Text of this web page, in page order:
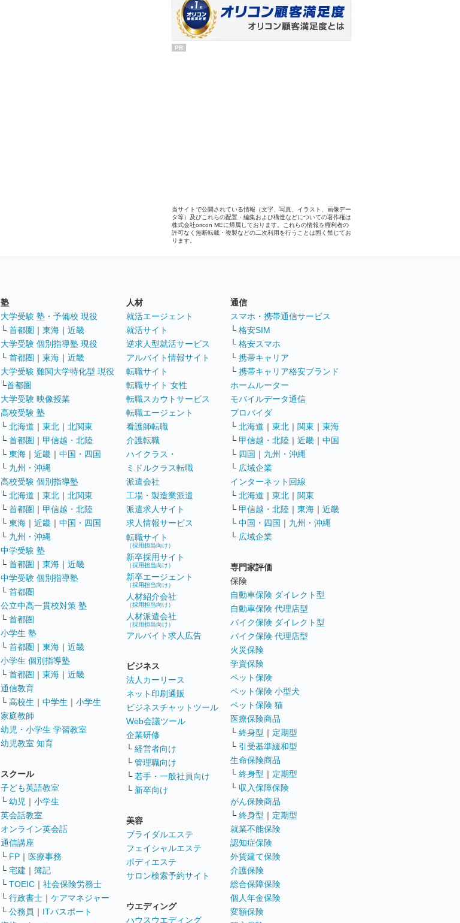
PR
当サイトで公開されている情報（文字、写真、イラスト、画像デー
タ等）及びこれらの配置・編集および構造などについての著作権は
株式会社oricon MEに帰属しております。これらの情報を権利者の
許可なく無断転載・複製などの二次利用を行うことは固く禁じてお
ります。
塾
大学受験 塾・予備校 現役
└ 首都圏 ｜ 東海 ｜ 近畿
大学受験 個別指導塾 現役
└ 首都圏 ｜ 東海 ｜ 近畿
大学受験 難関大学特化型 現役
└首都圏
大学受験 映像授業
高校受験 塾
└ 北海道 ｜ 東北 ｜ 北関東
└ 首都圏 ｜ 甲信越・北陸
└ 東海 ｜ 近畿 ｜ 中国・四国
└ 九州・沖縄
高校受験 個別指導塾
└ 北海道 ｜ 東北 ｜ 北関東
└ 首都圏 ｜ 甲信越・北陸
└ 東海 ｜ 近畿 ｜ 中国・四国
└ 九州・沖縄
中学受験 塾
└ 首都圏 ｜ 東海 ｜ 近畿
中学受験 個別指導塾
└ 首都圏
公立中高一貫校対策 塾
└ 首都圏
小学生 塾
└ 首都圏 ｜ 東海 ｜ 近畿
小学生 個別指導塾
└ 首都圏 ｜ 東海 ｜ 近畿
通信教育
└ 高校生 ｜ 中学生 ｜ 小学生
家庭教師
幼児・小学生 学習教室
幼児教室 知育
スクール
子ども英語教室
└ 幼児 ｜ 小学生
英会話教室
オンライン英会話
通信講座
└ FP ｜ 医療事務
└ 宅建 ｜ 簿記
└ TOEIC ｜ 社会保険労務士
└ 行政書士 ｜ ケアマネジャー
└ 公務員 ｜ ITパスポート
人材
就活エージェント
就活サイト
逆求人型就活サービス
アルバイト情報サイト
転職サイト
転職サイト 女性
転職スカウトサービス
転職エージェント
看護師転職
介護転職
ハイクラス・
ミドルクラス転職
派遣会社
工場・製造業派遣
派遣求人サイト
求人情報サービス
転職サイト
（採用担当向け）
新卒採用サイト
（採用担当向け）
新卒エージェント
（採用担当向け）
人材紹介会社
（採用担当向け）
人材派遣会社
（採用担当向け）
アルバイト求人広告
ビジネス
法人カーリース
ネット印刷通販
ビジネスチャットツール
Web会議ツール
企業研修
└ 経営者向け
└ 管理職向け
└ 若手・一般社員向け
└ 新卒向け
美容
ブライダルエステ
フェイシャルエステ
ボディエステ
サロン検索予約サイト
ウエディング
ハウスウエディング
通信
スマホ・携帯通信サービス
└ 格安SIM
└ 格安スマホ
└ 携帯キャリア
└ 携帯キャリア格安ブランド
ホームルーター
モバイルデータ通信
プロバイダ
└ 北海道 ｜ 東北 ｜ 関東 ｜ 東海
└ 甲信越・北陸 ｜ 近畿 ｜ 中国
└ 四国 ｜ 九州・沖縄
└ 広域企業
インターネット回線
└ 北海道 ｜ 東北 ｜ 関東
└ 甲信越・北陸 ｜ 東海 ｜ 近畿
└ 中国・四国 ｜ 九州・沖縄
└ 広域企業
専門家評価
保険
自動車保険 ダイレクト型
自動車保険 代理店型
バイク保険 ダイレクト型
バイク保険 代理店型
火災保険
学資保険
ペット保険
ペット保険 小型犬
ペット保険 猫
医療保険商品
└ 終身型 ｜ 定期型
└ 引受基準緩和型
生命保険商品
└ 終身型 ｜ 定期型
└ 収入保障保険
がん保険商品
└ 終身型 ｜ 定期型
就業不能保険
認知症保険
外貨建て保険
介護保険
総合保障保険
個人年金保険
変額保険